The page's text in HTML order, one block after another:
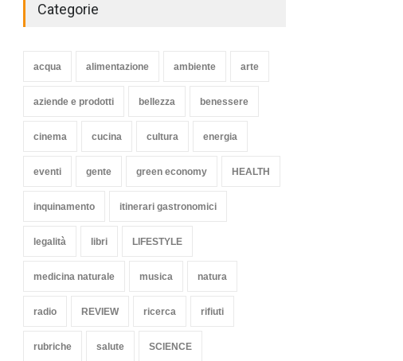
Categorie
acqua alimentazione ambiente arte
aziende e prodotti bellezza benessere
cinema cucina cultura energia
eventi gente green economy HEALTH
inquinamento itinerari gastronomici
legalità libri LIFESTYLE
medicina naturale musica natura
radio REVIEW ricerca rifiuti
rubriche salute SCIENCE